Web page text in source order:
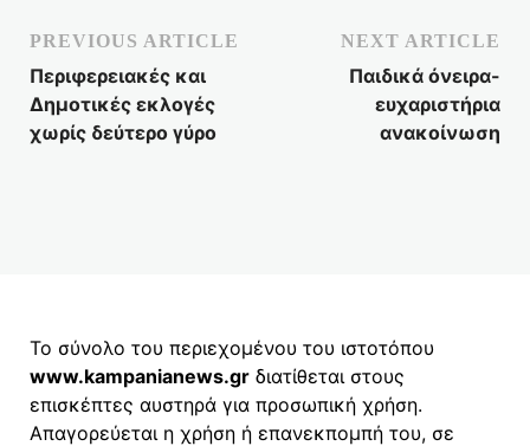
PREVIOUS ARTICLE
Περιφερειακές και
Δημοτικές εκλογές
χωρίς δεύτερο γύρο
NEXT ARTICLE
Παιδικά όνειρα-
ευχαριστήρια
ανακοίνωση
Το σύνολο του περιεχομένου του ιστοτόπου
www.kampanianews.gr διατίθεται στους
επισκέπτες αυστηρά για προσωπική χρήση.
Απαγορεύεται η χρήση ή επανεκπομπή του, σε